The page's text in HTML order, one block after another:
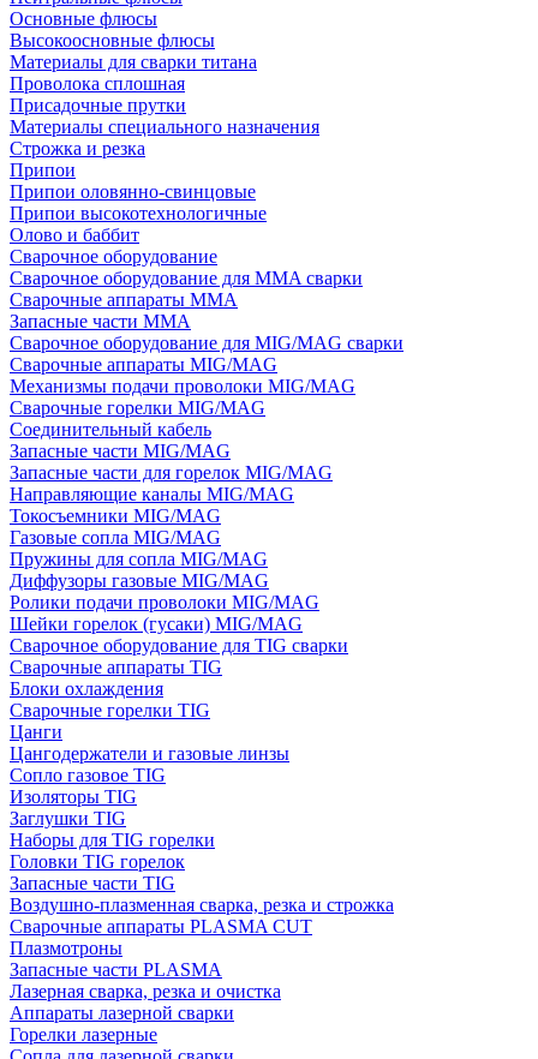
Основные флюсы
Высокоосновные флюсы
Материалы для сварки титана
Проволока сплошная
Присадочные прутки
Материалы специального назначения
Строжка и резка
Припои
Припои оловянно-свинцовые
Припои высокотехнологичные
Олово и баббит
Сварочное оборудование
Сварочное оборудование для MMA сварки
Сварочные аппараты MMA
Запасные части MMA
Сварочное оборудование для MIG/MAG сварки
Сварочные аппараты MIG/MAG
Механизмы подачи проволоки MIG/MAG
Сварочные горелки MIG/MAG
Соединительный кабель
Запасные части MIG/MAG
Запасные части для горелок MIG/MAG
Направляющие каналы MIG/MAG
Токосъемники MIG/MAG
Газовые сопла MIG/MAG
Пружины для сопла MIG/MAG
Диффузоры газовые MIG/MAG
Ролики подачи проволоки MIG/MAG
Шейки горелок (гусаки) MIG/MAG
Сварочное оборудование для TIG сварки
Сварочные аппараты TIG
Блоки охлаждения
Сварочные горелки TIG
Цанги
Цангодержатели и газовые линзы
Сопло газовое TIG
Изоляторы TIG
Заглушки TIG
Наборы для TIG горелки
Головки TIG горелок
Запасные части TIG
Воздушно-плазменная сварка, резка и строжка
Сварочные аппараты PLASMA CUT
Плазмотроны
Запасные части PLASMA
Лазерная сварка, резка и очистка
Аппараты лазерной сварки
Горелки лазерные